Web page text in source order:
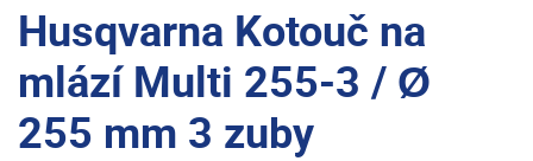
Husqvarna Kotouč na
mlází Multi 255-3 / Ø
255 mm 3 zuby